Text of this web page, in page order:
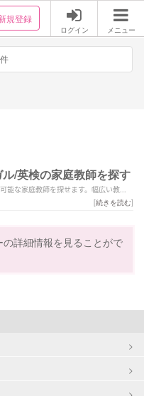
規登録
ログイン メニュー
/英検の家庭教師を探す
な家庭教師を探せます。幅広い教科
[続きを読む]
詳細情報を見ることがで